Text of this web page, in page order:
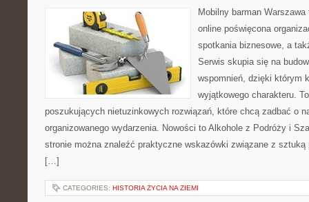
Mobilny barman
online poświęcona
spotkania biznesowe, a
Serwis skupia się na
wspomnień, dzięki którym
wyjątkowego charakteru.
poszukujących nietuzinkowych rozwiązań, które chcą zadbać o
organizowanego wydarzenia. Nowości to Alkohole z Podróży i
stronie można znaleźć praktyczne wskazówki związane z sztuką
[…]
CATEGORIES: HISTORIA ŻYCIA NA ZIEMI